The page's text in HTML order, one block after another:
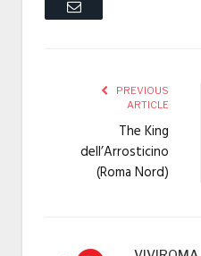
Email
PREVIOUS
ARTICLE
The King
dell’Arrosticino
(Roma Nord)